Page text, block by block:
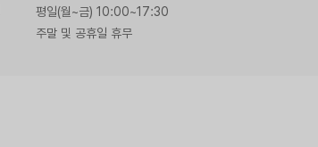
평일(월~금) 10:00~17:30
주말 및 공휴일 휴무